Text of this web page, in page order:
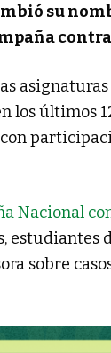
su
los últimos
Nacional
estudiantes
sobre